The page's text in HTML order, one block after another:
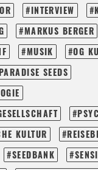
INTERVIEW
MARKUS BERGER
MUSIK
OG
SEEDS
KULTUR
SEEDBANK